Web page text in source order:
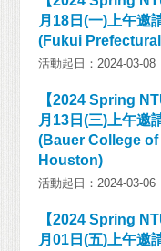
月18日(一)上午邀
(Fukui
活動起日：2024-03-08
【2024 Spring
月13日(三)上午邀
(Bauer College
Houston)
活動起日：2024-03-06
【2024 Spring
月01日(五)上午邀